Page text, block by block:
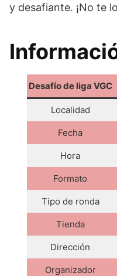
y desafiante. ¡No te
Desafío de liga VGC
Localidad
Fecha
Hora
Formato
Tipo de ronda
Tienda
Dirección
Organizador